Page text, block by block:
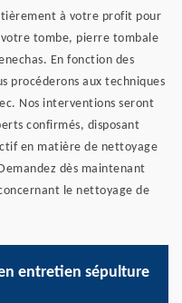
à votre profit pour
votre tombe, pierre tombale
En fonction des
procéderons aux techniques
Nos interventions seront
confirmés, disposant
en matière de nettoyage
dès maintenant
le nettoyage de
entretien sépulture